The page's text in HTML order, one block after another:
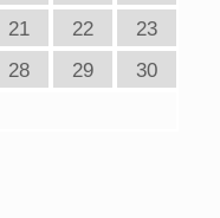
21 22
23
28 29
30